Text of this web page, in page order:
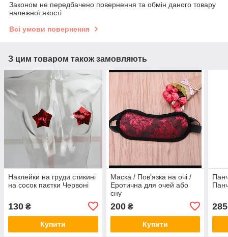
Законом не передбачено повернення та обмін даного товару
належної якості
Всі умови повернення
З цим товаром також замовляють
Наклейки на груди стикині
на сосок паєтки Червоні
130 ₴
Купити
Маска / Пов'язка на очі /
Еротична для очей або
сну
200₴
Купити
285